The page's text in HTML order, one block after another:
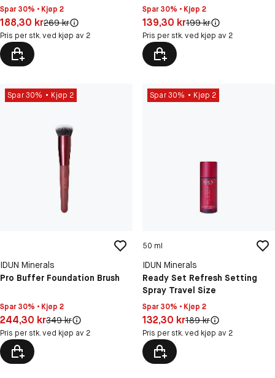
Spar 30% • Kjøp 2
Pris: 188,30 kr
188,30 krOriginal pris:
269 kr
Pris per stk. ved kjøp av 2
Spar 30% • Kjøp 2
Pris: 139,30 kr
139,30 krOriginal pris:
199 kr
Pris per stk. ved kjøp av 2
Spar 30% Kjøp 2
IDUN Minerals
Pro Buffer Foundation Brush
Spar 30% • Kjøp 2
Pris: 244,30 kr
244,30 krOriginal pris:
349 kr
Pris per stk. ved kjøp av 2
Spar 30% Kjøp 2
50 ml
IDUN Minerals
Ready Set Refresh Setting
Spray Travel Size
Spar 30% • Kjøp 2
Pris: 132,30 kr
132,30 krOriginal pris:
189 kr
Pris per stk. ved kjøp av 2